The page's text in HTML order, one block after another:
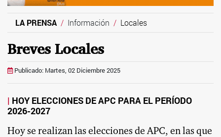
LA PRENSA Información Locales
Breves Locales
Publicado: Martes, 02 Diciembre 2025
HOY ELECCIONES DE APC PARA EL PERÍODO
2026-2027
Hoy se realizan las elecciones de APC, en las que